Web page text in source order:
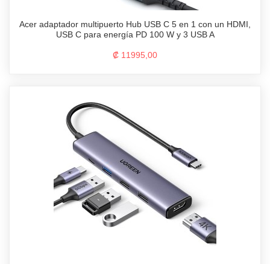
Acer adaptador multipuerto Hub USB C 5 en 1 con un HDMI,
USB C para energía PD 100 W y 3 USB A
₡ 11995,00